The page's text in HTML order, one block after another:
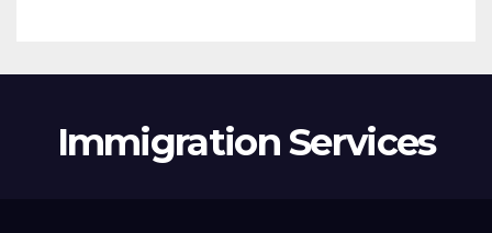
Immigration Services